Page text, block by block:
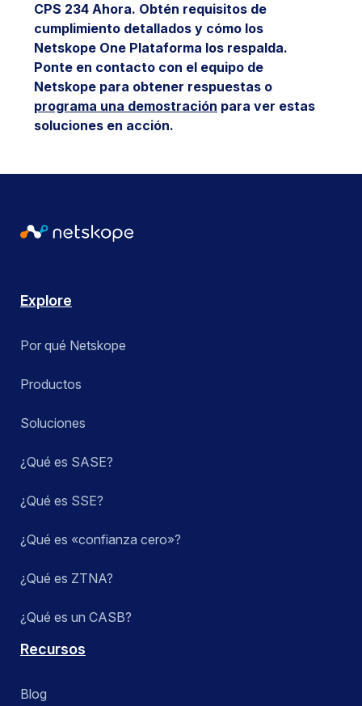
CPS 234 Ahora. Obtén requisitos de
cumplimiento detallados y cómo los
Netskope One Plataforma los respalda.
Ponte en contacto con el equipo de
Netskope para obtener respuestas o
programa una demostración para ver estas
soluciones en acción.
Explore
Por qué Netskope
Productos
Soluciones
¿Qué es SASE?
¿Qué es SSE?
¿Qué es «confianza cero»?
¿Qué es ZTNA?
¿Qué es un CASB?
Recursos
Blog